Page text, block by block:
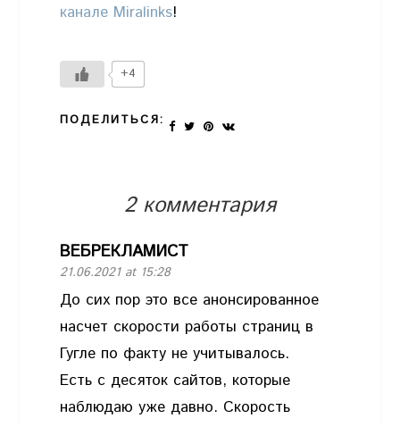
канале Miralinks!
+4
ПОДЕЛИТЬСЯ:
2 комментария
ВЕБРЕКЛАМИСТ
21.06.2021 at 15:28
До сих пор это все анонсированное
насчет скорости работы страниц в
Гугле по факту не учитывалось.
Есть с десяток сайтов, которые
наблюдаю уже давно. Скорость